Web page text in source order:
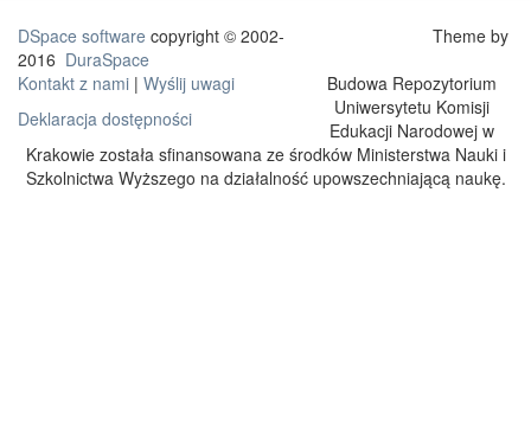
DSpace software copyright © 2002-
2016 DuraSpace
Kontakt z nami | Wyślij uwagi
Deklaracja dostępności
Theme by
Budowa Repozytorium
Uniwersytetu Komisji
Edukacji Narodowej w
Krakowie została sfinansowana ze środków Ministerstwa Nauki i
Szkolnictwa Wyższego na działalność upowszechniającą naukę.